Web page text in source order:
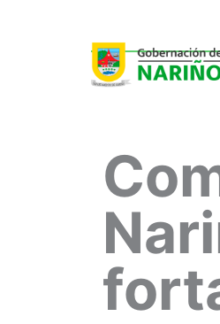
contenido